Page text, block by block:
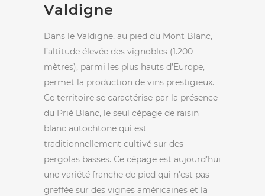
Valdigne
Dans le Valdigne, au pied du Mont Blanc,
l’altitude élevée des vignobles (1.200
mètres), parmi les plus hauts d’Europe,
permet la production de vins prestigieux.
Ce territoire se caractérise par la présence
du Prié Blanc, le seul cépage de raisin
blanc autochtone qui est
traditionnellement cultivé sur des
pergolas basses. Ce cépage est aujourd’hui
une variété franche de pied qui n’est pas
greffée sur des vignes américaines et la